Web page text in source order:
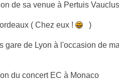
de sa venue à Pertuis
( Chez eux ! )
gare de Lyon à l'occasion de
du concert EC à Monaco